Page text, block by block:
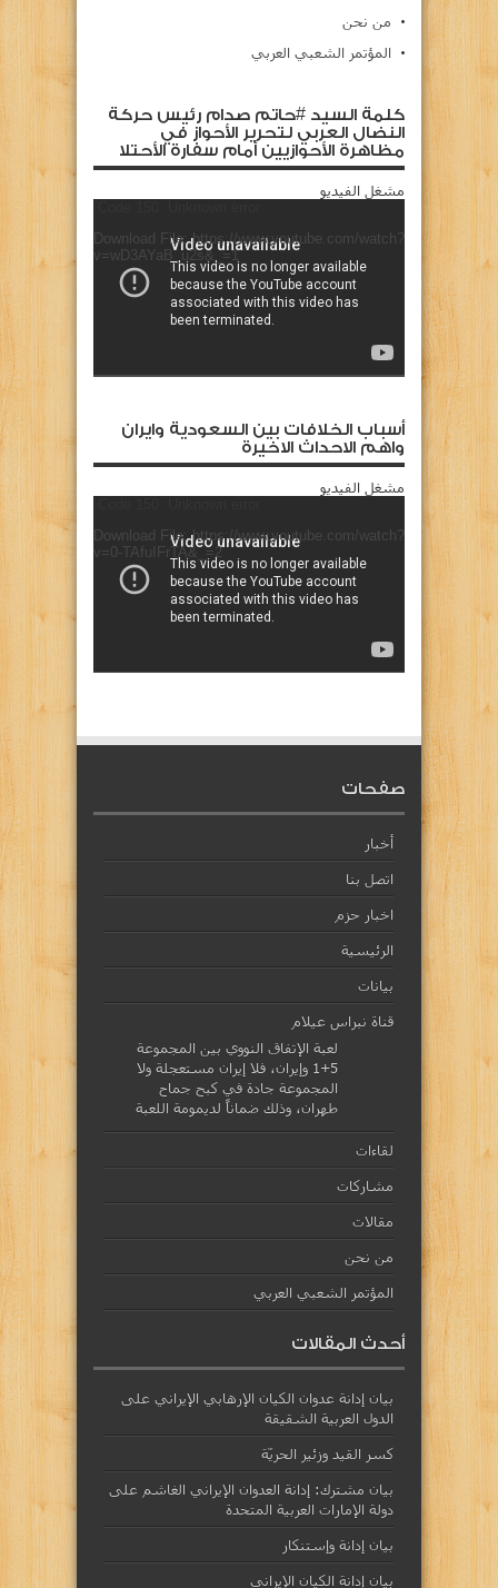
من نحن
المؤتمر الشعبي العربي
كلمة السيد #حاتم صدام رئيس حركة
النضال العربي لتحرير الأحواز في
مظاهرة الأحوازيين أمام سفارة الأحتلا
مشغل الفيديو
Download File: https://www.youtube.com/watch?
v=wD3AYaB_u2s&_=1
أسباب الخلافات بين السعودية وايران
واهم الاحداث الاخيرة
مشغل الفيديو
Download File: https://www.youtube.com/watch?
v=0-TAfuIFrTA&_=2
صفحات
أخبار
اتصل بنا
اخبار حزم
الرئيسية
بيانات
قناة نبراس عيلام
لعبة الإتفاق النووي بين المجموعة
5+1 وإيران، فلا إيران مستعجلة ولا
المجموعة جادة في كبح جماح
طهران، وذلك ضماناً لديمومة اللعبة
لقاءات
مشاركات
مقالات
من نحن
المؤتمر الشعبي العربي
أحدث المقالات
بيان إدانة عدوان الكيان الإرهابي الإيراني على
الدول العربية الشقيقة
كسر القيد وزئير الحريّة
بيان مشترك: إدانة العدوان الإيراني الغاشم على
دولة الإمارات العربية المتحدة
بيان إدانة وإستنكار
بيان إدانة الكيان الإيراني